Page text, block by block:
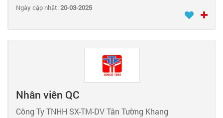
Ngày cập nhật:20-03-2025
Nhân viên QC
Công Ty TNHH SX-TM-DV Tân Tường Khang